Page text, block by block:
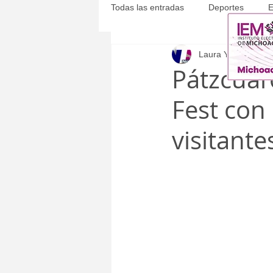
Todas las entradas Deportes
Michoacán Municipales
Fest
Laura Yépez 2 jul